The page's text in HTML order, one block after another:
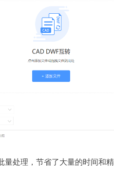
处理，节省了大量的时间和